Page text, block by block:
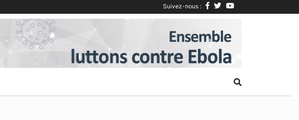
Suivez-nous :
Next